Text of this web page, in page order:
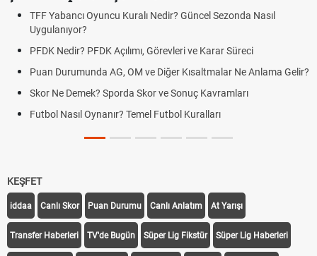
TFF Yabancı Oyuncu Kuralı Nedir? Güncel Sezonda Nasıl
Uygulanıyor?
PFDK Nedir? PFDK Açılımı, Görevleri ve Karar Süreci
Puan Durumunda AG, OM ve Diğer Kısaltmalar Ne Anlama Gelir?
Skor Ne Demek? Sporda Skor ve Sonuç Kavramları
Futbol Nasıl Oynanır? Temel Futbol Kuralları
KEŞFET
iddaa Canlı Skor Puan Durumu Canlı Anlatım At Yarışı
Transfer Haberleri TV'de Bugün Süper Lig Fikstür Süper Lig Haberleri